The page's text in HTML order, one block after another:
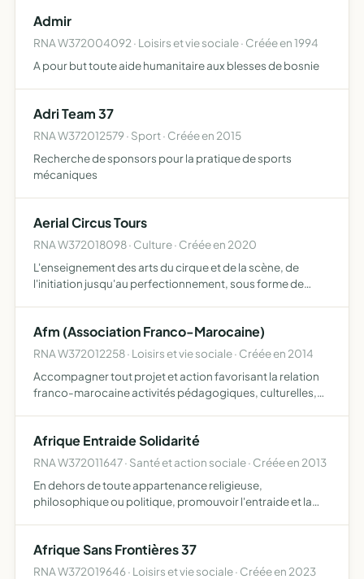
Admir
RNA W372004092 · Loisirs et vie sociale · Créée en 1994
A pour but toute aide humanitaire aux blesses de bosnie
Adri Team 37
RNA W372012579 · Sport · Créée en 2015
Recherche de sponsors pour la pratique de sports
mécaniques
Aerial Circus Tours
RNA W372018098 · Culture · Créée en 2020
L'enseignement des arts du cirque et de la scène, de
l'initiation jusqu'au perfectionnement, sous forme de
person…
Afm (Association Franco-Marocaine)
RNA W372012258 · Loisirs et vie sociale · Créée en 2014
Accompagner tout projet et action favorisant la relation
franco-marocaine activités pédagogiques, culturelles,
Afrique Entraide Solidarité
RNA W372011647 · Santé et action sociale · Créée en 2013
En dehors de toute appartenance religieuse,
philosophique ou politique, promouvoir l'entraide et la
les 3 acteurs princi…
Afrique Sans Frontières 37
RNA W372019646 · Loisirs et vie sociale · Créée en 2023